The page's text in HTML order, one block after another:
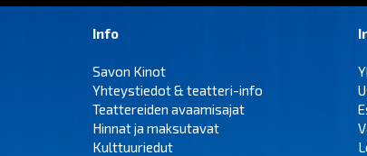
Info
Savon Kinot
Yhteystiedot & teatteri-info
Teattereiden avaamisajat
Hinnat ja maksutavat
Kulttuuriedut